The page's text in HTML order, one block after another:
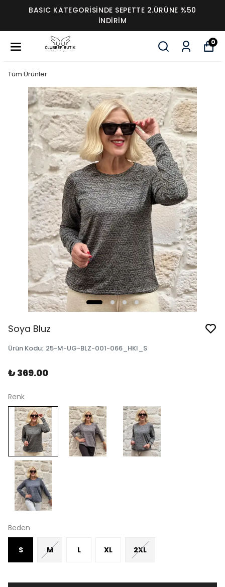
BASIC KATEGORİSİNDE SEPETTE 2.ÜRÜNE %50
İNDİRİM
0
Tüm Ürünler
Soya Bluz
Ürün Kodu: 25-M-UG-BLZ-001-066_HKI_S
₺ 369.00
Renk
Beden
S M L XL 2XL